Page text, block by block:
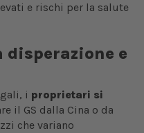
e rischi per la salute
disperazione e
i proprietari si
il GS dalla Cina o da
che variano